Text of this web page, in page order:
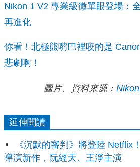
Nikon 1 V2 專業級微單眼登場：
再進化
你看！北極熊嘴巴裡咬的是
悲劇啊！
圖片、資料來源：
延伸閱讀
《沉默的審判》將登陸 Netflix
導演新作，阮經天、王淨主演